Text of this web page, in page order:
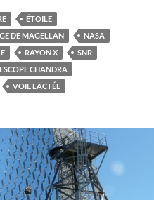
ÉTOILE
DE MAGELLAN
NASA
RAYON X
SNR
CHANDRA
VOIE LACTÉE